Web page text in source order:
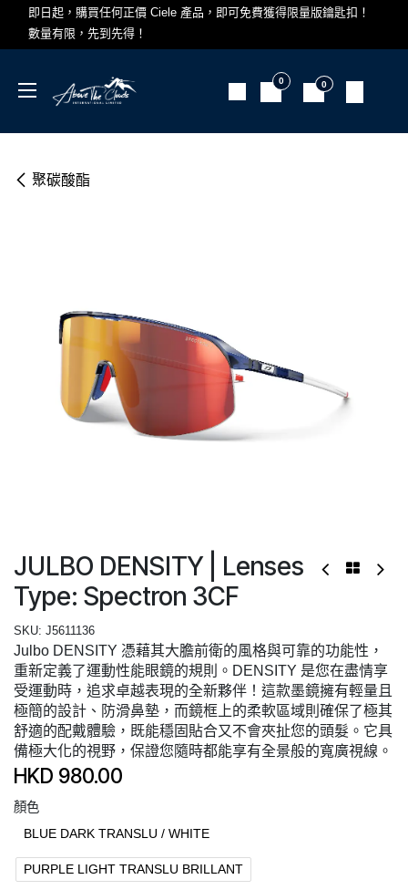
跳至內容即日起，購買任何正價 Ciele 產品，即可免費獲得限量版鑰匙扣！
數量有限，先到先得！
0 0
聚碳酸酯
JULBO DENSITY | Lenses
Type: Spectron 3CF
SKU: J5611136
Julbo DENSITY 憑藉其大膽前衛的風格與可靠的功能性，
重新定義了運動性能眼鏡的規則。DENSITY 是您在盡情享
受運動時，追求卓越表現的全新夥伴！這款墨鏡擁有輕量且
極簡的設計、防滑鼻墊，而鏡框上的柔軟區域則確保了極其
舒適的配戴體驗，既能穩固貼合又不會夾扯您的頭髮。它具
備極大化的視野，保證您隨時都能享有全景般的寬廣視線。
HKD 980.00
顏色
BLUE DARK TRANSLU / WHITE
PURPLE LIGHT TRANSLU BRILLANT